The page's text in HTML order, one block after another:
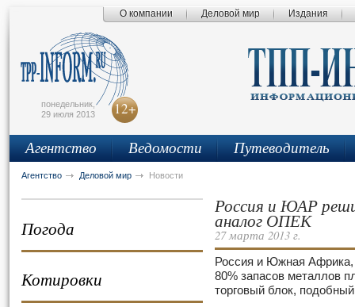
О компании Деловой мир Издания
понедельник,
29 июля 2013
12+
Агентство Ведомости Путеводитель
Агентство Деловой мир Новости
Погода
Котировки
Россия и ЮАР
аналог ОПЕК
27 марта 2013 г.
Россия и Южная Африка,
80% запасов металлов
торговый блок,